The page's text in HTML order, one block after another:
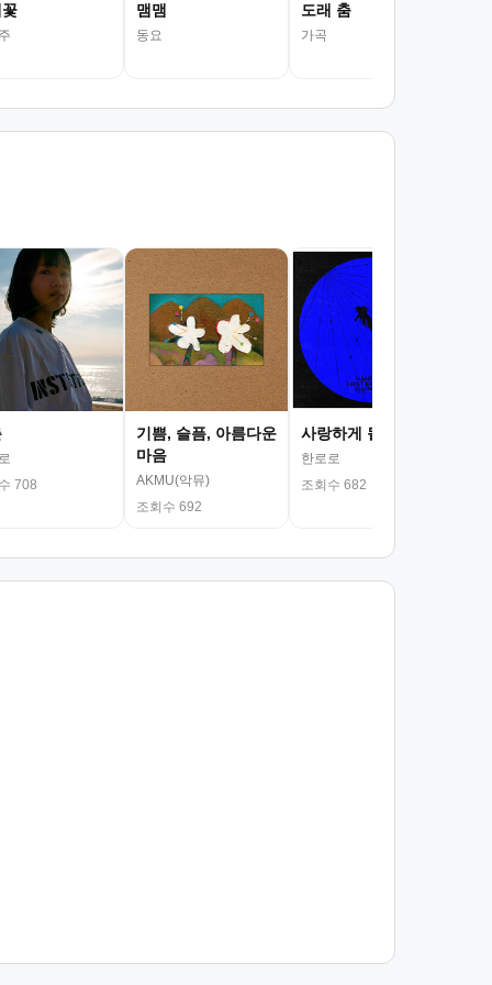
맴맴
동요
도래 춤
가곡
708
기쁨, 슬픔, 아름다운
마음
AKMU(악뮤)
조회수 692
사랑하게 될 거야
한로로
조회수 682